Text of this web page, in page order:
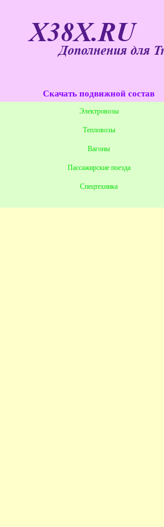
Дополнения для
X38X.RU
Скачать подвижной состав
Электровозы
Тепловозы
Вагоны
Пассажирские поезда
Спецтехника